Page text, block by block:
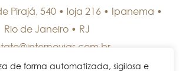
de forma automatizada, sigilosa e
Pirajá, 540 • loja 216 • Ipanema •
Rio de Janeiro• RJ